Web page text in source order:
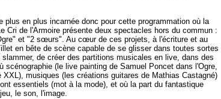
plus en plus incarnée donc pour cette programmation où la
Cri de l'Armoire présente deux spectacles hors du commun :
et "2 sœurs". Au cœur de ces projets, à l'écriture et au
en bête de scène capable de se glisser dans toutes sortes
slammer, de créer des partitions musicales en live, dans des
scénographie (le live painting de Samuel Poncet dans l'Ogre,
XXL), musiques (les créations guitares de Mathias Castagné)
essentiels (mot à la mode), et où la part du fantastique
le son, l'image.